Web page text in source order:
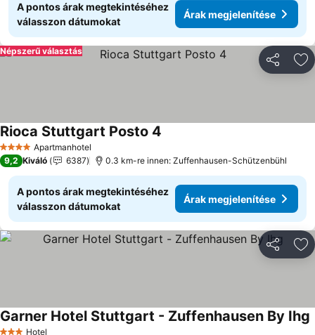
A pontos árak megtekintéséhez
válasszon dátumokat
Árak megjelenítése
Népszerű választás
4 KategóriaApartmanhotel
Rioca Stuttgart Posto 4
9,2 Kiváló 6387 0.3 km-re innen: Zuffenhausen-Schützenbühl
A pontos árak megtekintéséhez
válasszon dátumokat
Árak megjelenítése
Hotel
Garner Hotel Stuttgart - Zuffenhausen By Ihg